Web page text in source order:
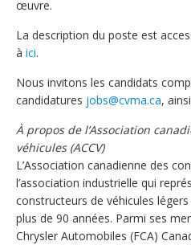
œuvre.
La description du poste est
à ici.
Nous invitons les candidats
candidatures jobs@cvma.ca,
À propos de l’Association
véhicules (ACCV)
L’Association canadienne des
l’association industrielle qui
constructeurs de véhicules
plus de 90 années. Parmi ses
Chrysler Automobiles (FCA)